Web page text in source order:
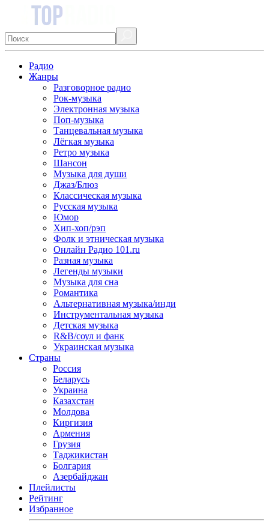
Радио
Жанры
Разговорное радио
Рок-музыка
Электронная музыка
Поп-музыка
Танцевальная музыка
Лёгкая музыка
Ретро музыка
Шансон
Музыка для души
Джаз/Блюз
Классическая музыка
Русская музыка
Юмор
Хип-хоп/рэп
Фолк и этническая музыка
Онлайн Радио 101.ru
Разная музыка
Легенды музыки
Музыка для сна
Романтика
Альтернативная музыка/инди
Инструментальная музыка
Детская музыка
R&B/cоул и фанк
Украинская музыка
Страны
Россия
Беларусь
Украина
Казахстан
Молдова
Киргизия
Армения
Грузия
Таджикистан
Болгария
Азербайджан
Плейлисты
Рейтинг
Избранное